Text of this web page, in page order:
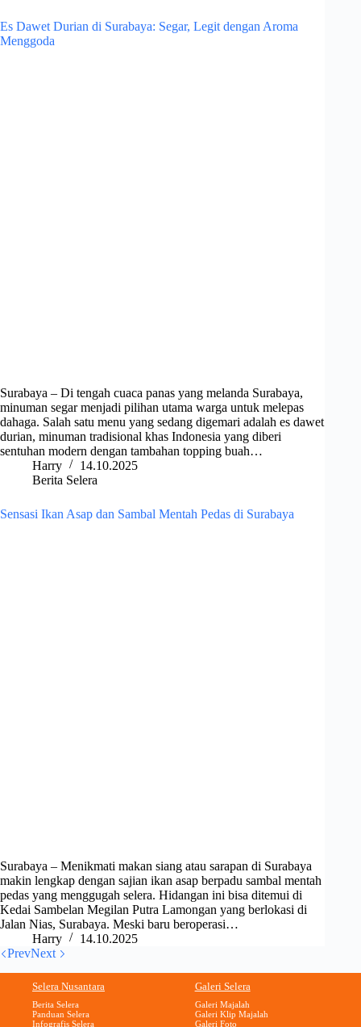
Es Dawet Durian di Surabaya: Segar, Legit dengan Aroma
Menggoda
Surabaya – Di tengah cuaca panas yang melanda Surabaya,
minuman segar menjadi pilihan utama warga untuk melepas
dahaga. Salah satu menu yang sedang digemari adalah es dawet
durian, minuman tradisional khas Indonesia yang diberi
sentuhan modern dengan tambahan topping buah…
Harry
14.10.2025
Berita Selera
Sensasi Ikan Asap dan Sambal Mentah Pedas di Surabaya
Surabaya – Menikmati makan siang atau sarapan di Surabaya
makin lengkap dengan sajian ikan asap berpadu sambal mentah
pedas yang menggugah selera. Hidangan ini bisa ditemui di
Kedai Sambelan Megilan Putra Lamongan yang berlokasi di
Jalan Nias, Surabaya. Meski baru beroperasi…
Harry
14.10.2025
PrevNext
Selera Nusantara
Berita Selera
Panduan Selera
Infografis Selera
Galeri Selera
Galeri Majalah
Galeri Klip Majalah
Galeri Foto